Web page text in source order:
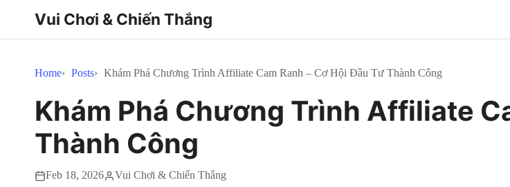
Vui Chơi & Chiến Thắng
Home Posts Khám Phá Chương Trình Affiliate Cam Ranh – Cơ Hội Đầu Tư Thành Công
Khám Phá Chương Trình Affiliate
Thành Công
Feb 18, 2026 Vui Chơi & Chiến Thắng